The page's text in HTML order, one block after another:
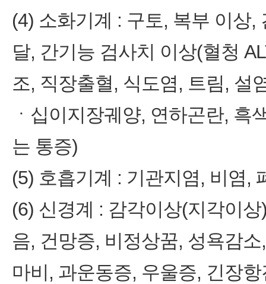
(4) 소화기계 : 구토, 복부 이상
달, 간기능 검사치 이상(혈청
조, 직장출혈, 식도염, 트림, 설
ㆍ십이지장궤양, 연하곤란, 흑
는 통증)
(5) 호흡기계 : 기관지염, 비염,
(6) 신경계 : 감각이상(지각이
음, 건망증, 비정상꿈, 성욕감
마비, 과운동증, 우울증, 긴장항